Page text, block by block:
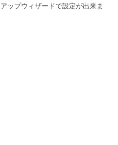
ップウィザードで設定が出来ま